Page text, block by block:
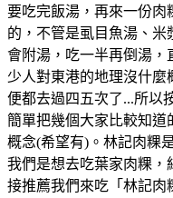
要吃完飯湯，再來一份肉
的，不管是虱目魚湯、米
會附湯，吃一半再倒湯，
少人對東港的地理沒什麼
便都去過四五次了...所以
簡單把幾個大家比較知道
概念(希望有)。林記肉粿
我們是想去吃葉家肉粿，
接推薦我們來吃「林記肉